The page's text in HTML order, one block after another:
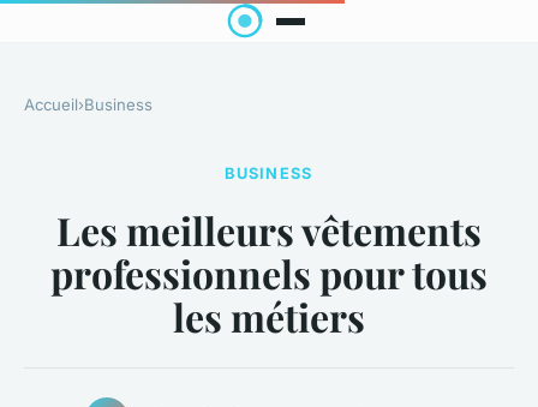
Accueil›Business
BUSINESS
Les meilleurs vêtements
professionnels pour tous
les métiers